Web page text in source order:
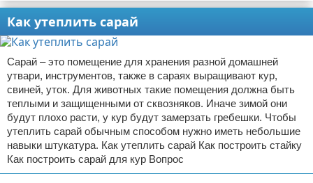
Как утеплить сарай
Сарай – это помещение для хранения разной домашней
утвари, инструментов, также в сараях выращивают кур,
свиней, уток. Для животных такие помещения должна быть
теплыми и защищенными от сквозняков. Иначе зимой они
будут плохо расти, у кур будут замерзать гребешки. Чтобы
утеплить сарай обычным способом нужно иметь небольшие
навыки штукатура. Как утеплить сарай Как построить стайку
Как построить сарай для кур Вопрос